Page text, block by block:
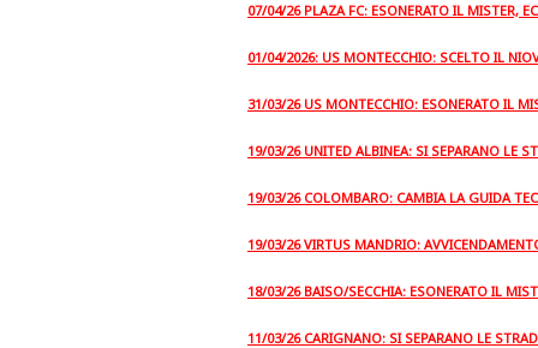
07/04/26 PLAZA FC: ESONERATO IL MISTER,
01/04/2026: US MONTECCHIO: SCELTO IL
31/03/26 US MONTECCHIO: ESONERATO IL
19/03/26 UNITED ALBINEA: SI SEPARANO LE
19/03/26 COLOMBARO: CAMBIA LA GUIDA
19/03/26 VIRTUS MANDRIO:
18/03/26 BAISO/SECCHIA: ESONERATO IL
11/03/26 CARIGNANO: SI SEPARANO LE